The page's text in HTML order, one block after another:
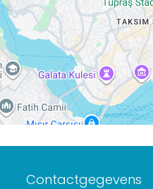
Contactgegevens